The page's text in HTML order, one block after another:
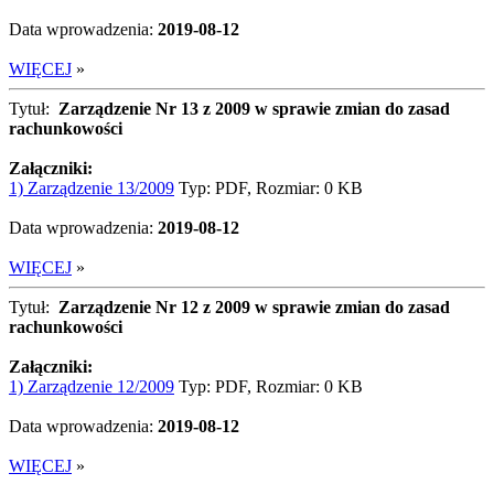
Data wprowadzenia: 2019-08-12
WIĘCEJ »
Tytuł: Zarządzenie Nr 13 z 2009 w sprawie zmian do zasad
rachunkowości
Załączniki:
1) Zarządzenie 13/2009 Typ: PDF, Rozmiar: 0 KB
Data wprowadzenia: 2019-08-12
WIĘCEJ »
Tytuł: Zarządzenie Nr 12 z 2009 w sprawie zmian do zasad
rachunkowości
Załączniki:
1) Zarządzenie 12/2009 Typ: PDF, Rozmiar: 0 KB
Data wprowadzenia: 2019-08-12
WIĘCEJ »